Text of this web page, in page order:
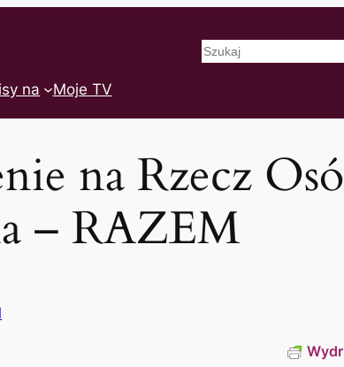
Szukaj
na Moje TV
na Rzecz
– RAZEM